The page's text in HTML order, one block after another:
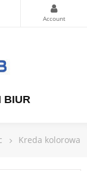
BIUR
Kreda kolorowa